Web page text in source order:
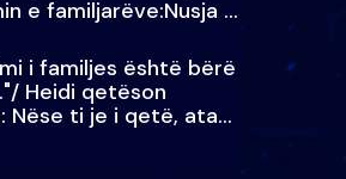
e familjarëve:Nusja e
i familjes është bërë
Heidi qetëson
Nëse ti je i qetë, ata